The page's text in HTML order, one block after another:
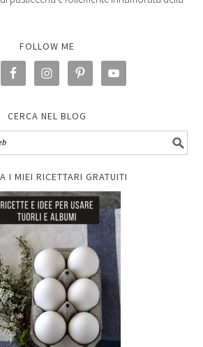
FOLLOW ME
CERCA NEL BLOG
I MIEI RICETTARI GRATUITI